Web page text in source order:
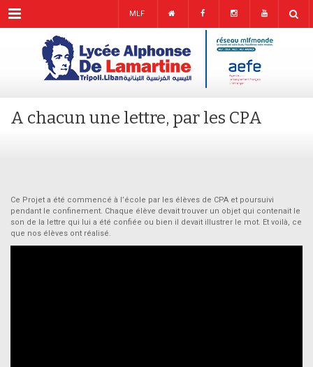
Menu MLF
A chacun une lettre, par les CPA
Ce Projet a été commencé à l’école par les élèves de CPA et poursuivi
pendant le confinement. Chaque élève devait trouver un objet qui contenait le
son de la lettre qui lui a été confiée ou bien il devait illustrer le mot. Et voilà, ce
que nos élèves ont réalisé.